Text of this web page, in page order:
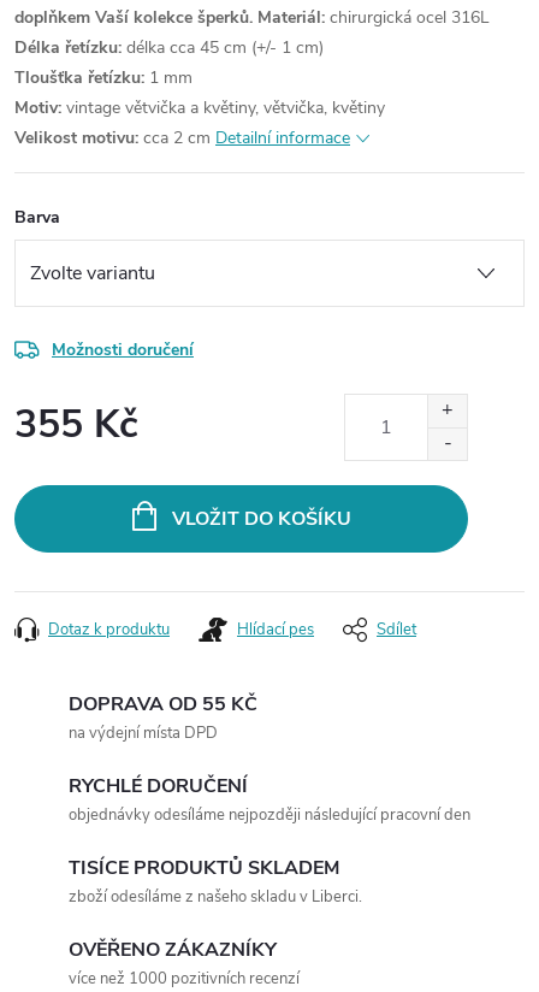
doplňkem Vaší kolekce šperků. Materiál: chirurgická ocel 316L
Délka řetízku: délka cca 45 cm (+/- 1 cm)
Tloušťka řetízku: 1 mm
Motiv: vintage větvička a květiny, větvička, květiny
Velikost motivu: cca 2 cm Detailní informace
Barva
Možnosti doručení
355 Kč
VLOŽIT DO KOŠÍKU
Dotaz k produktu Hlídací pes Sdílet
DOPRAVA OD 55 KČ
na výdejní místa DPD
RYCHLÉ DORUČENÍ
objednávky odesíláme nejpozději následující pracovní den
TISÍCE PRODUKTŮ SKLADEM
zboží odesíláme z našeho skladu v Liberci.
OVĚŘENO ZÁKAZNÍKY
více než 1000 pozitivních recenzí